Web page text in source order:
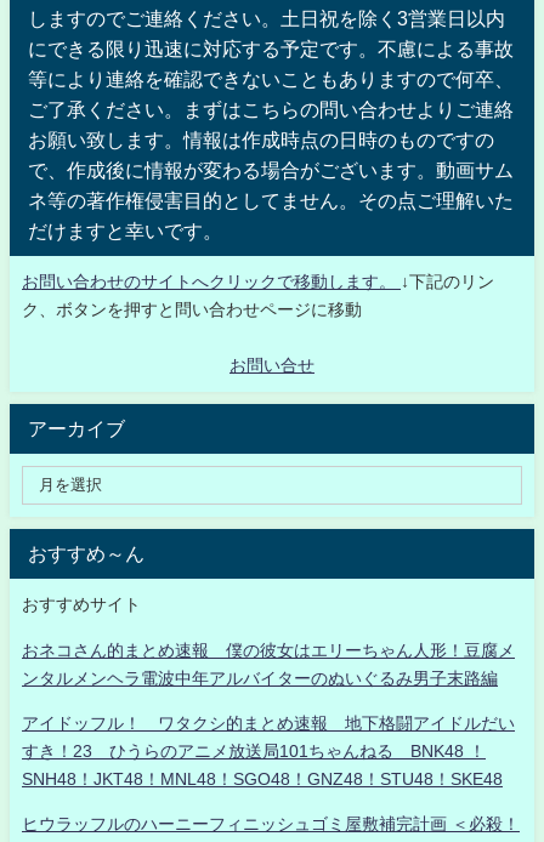
しますのでご連絡ください。土日祝を除く3営業日以内
にできる限り迅速に対応する予定です。不慮による事故
等により連絡を確認できないこともありますので何卒、
ご了承ください。まずはこちらの問い合わせよりご連絡
お願い致します。情報は作成時点の日時のものですの
で、作成後に情報が変わる場合がございます。動画サム
ネ等の著作権侵害目的としてません。その点ご理解いた
だけますと幸いです。
お問い合わせのサイトへクリックで移動します。
↓下記のリン
ク、ボタンを押すと問い合わせページに移動
お問い合せ
アーカイブ
おすすめ～ん
おすすめサイト
おネコさん的まとめ速報 僕の彼女はエリーちゃん人形！豆腐メ
ンタルメンヘラ電波中年アルバイターのぬいぐるみ男子末路編
アイドッフル！ ワタクシ的まとめ速報 地下格闘アイドルだい
すき！23 ひうらのアニメ放送局101ちゃんねる BNK48 ！
SNH48！JKT48！MNL48！SGO48！GNZ48！STU48！SKE48
ヒウラッフルのハーニーフィニッシュゴミ屋敷補完計画 ＜必殺！